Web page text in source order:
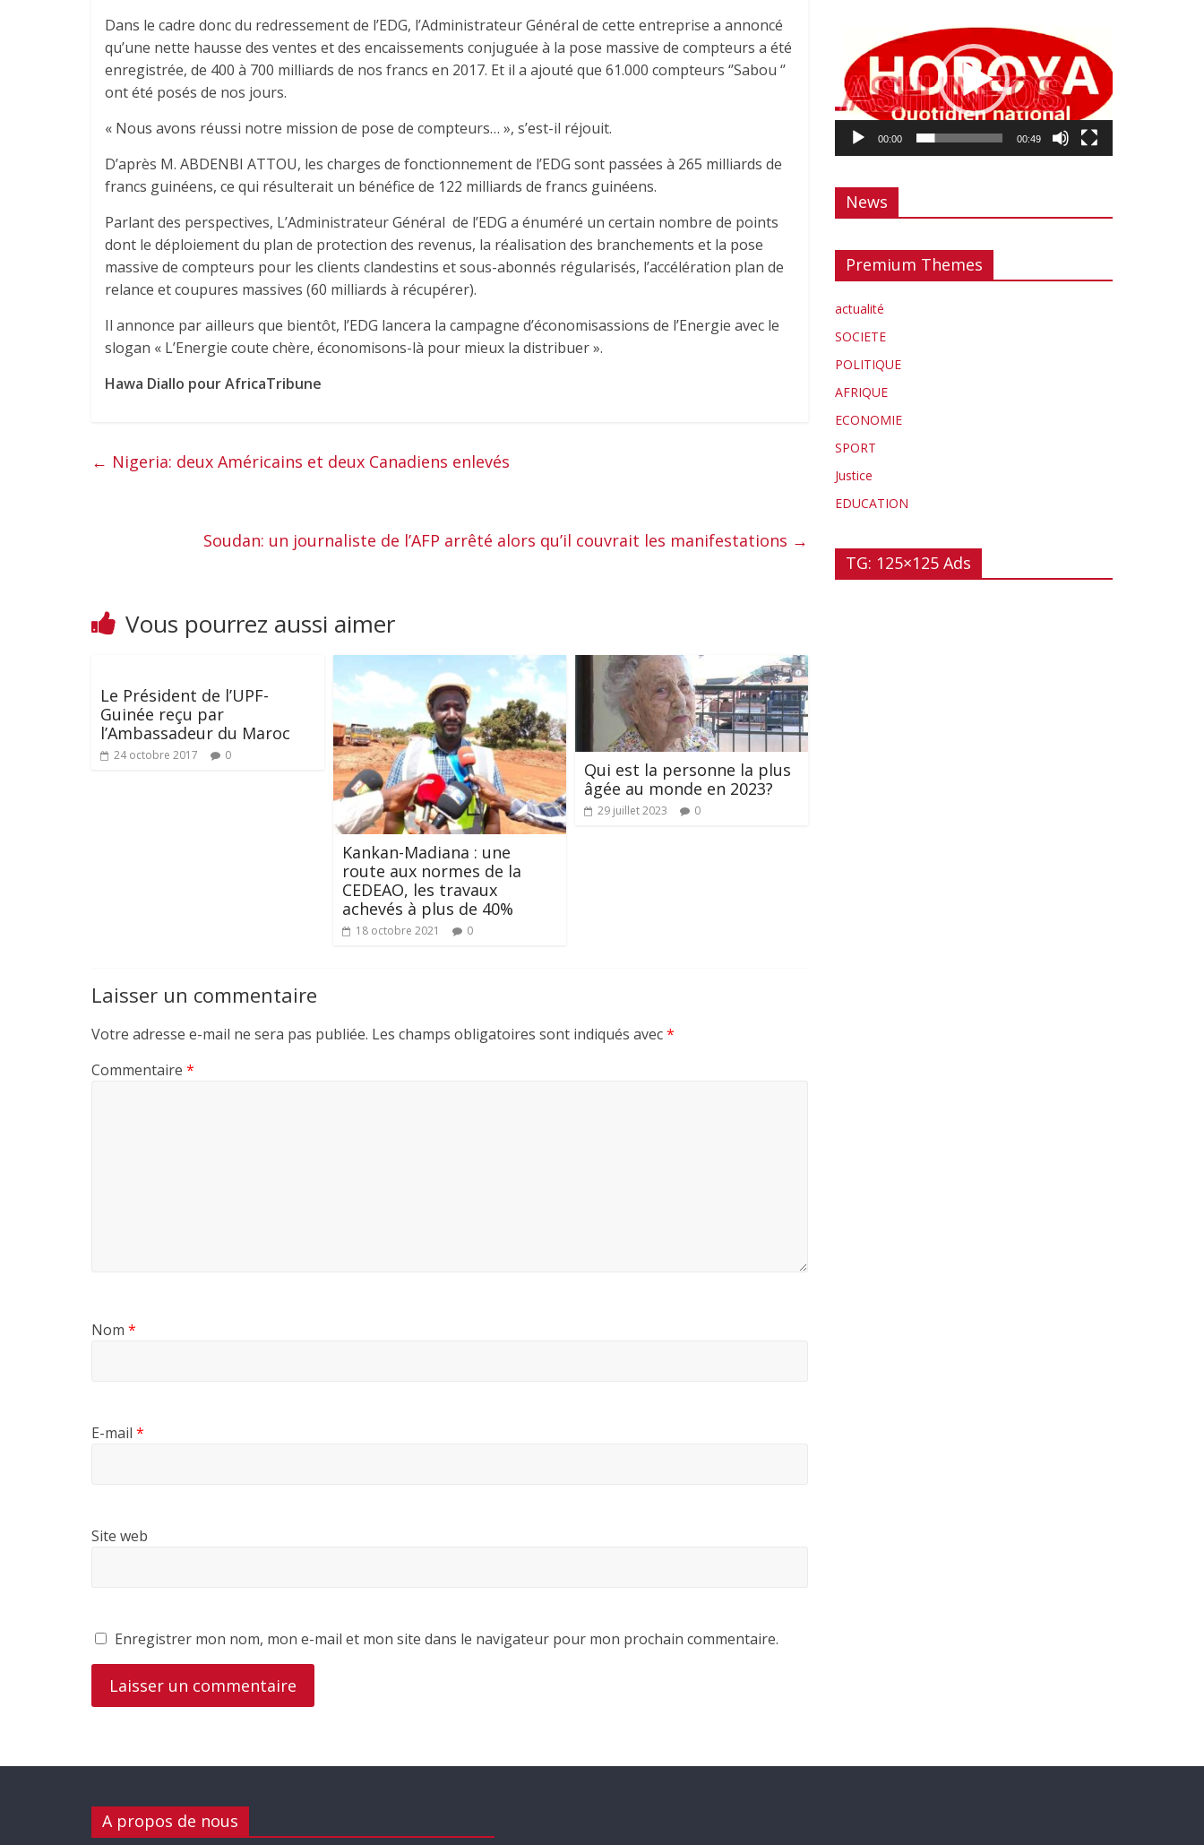
Dans le cadre donc du redressement de l’EDG, l’Administrateur Général de cette entreprise a annoncé
qu’une nette hausse des ventes et des encaissements conjuguée à la pose massive de compteurs a été
enregistrée, de 400 à 700 milliards de nos francs en 2017. Et il a ajouté que 61.000 compteurs ‘’Sabou ‘’
ont été posés de nos jours.
« Nous avons réussi notre mission de pose de compteurs… », s’est-il réjouit.
D’après M. ABDENBI ATTOU, les charges de fonctionnement de l’EDG sont passées à 265 milliards de
francs guinéens, ce qui résulterait un bénéfice de 122 milliards de francs guinéens.
Parlant des perspectives, L’Administrateur Général de l’EDG a énuméré un certain nombre de points
dont le déploiement du plan de protection des revenus, la réalisation des branchements et la pose
massive de compteurs pour les clients clandestins et sous-abonnés régularisés, l’accélération plan de
relance et coupures massives (60 milliards à récupérer).
Il annonce par ailleurs que bientôt, l’EDG lancera la campagne d’économisassions de l’Energie avec le
slogan « L’Energie coute chère, économisons-là pour mieux la distribuer ».
Hawa Diallo pour AfricaTribune
← Nigeria: deux Américains et deux Canadiens enlevés
Soudan: un journaliste de l’AFP arrêté alors qu’il couvrait les manifestations →
Vous pourrez aussi aimer
Le Président de l’UPF-
Guinée reçu par
l’Ambassadeur du Maroc
24 octobre 2017 0
Kankan-Madiana : une
route aux normes de la
CEDEAO, les travaux
achevés à plus de 40%
18 octobre 2021 0
Qui est la personne la plus
âgée au monde en 2023?
29 juillet 2023 0
Laisser un commentaire
Votre adresse e-mail ne sera pas publiée. Les champs obligatoires sont indiqués avec*
Commentaire *
Nom *
E-mail *
Site web
Enregistrer mon nom, mon e-mail et mon site dans le navigateur pour mon prochain commentaire.
00:00 00:49
News
Premium Themes
actualité
SOCIETE
POLITIQUE
AFRIQUE
ECONOMIE
SPORT
Justice
EDUCATION
TG: 125×125 Ads
A propos de nous